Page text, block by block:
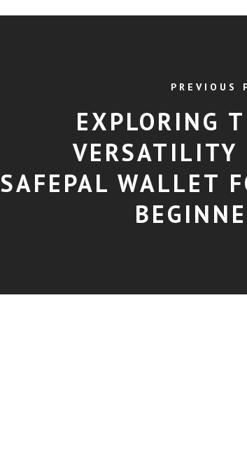
PREVIOUS
EXPLORING
VERSATILITY
SAFEPAL WALLET